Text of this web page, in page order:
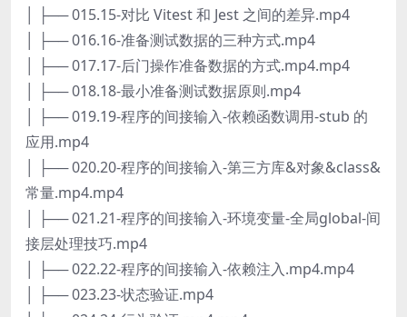
│ ├── 015.15-对比 Vitest 和 Jest 之间的差异.mp4
│ ├── 016.16-准备测试数据的三种方式.mp4
│ ├── 017.17-后门操作准备数据的方式.mp4.mp4
│ ├── 018.18-最小准备测试数据原则.mp4
│ ├── 019.19-程序的间接输入-依赖函数调用-stub 的
应用.mp4
│ ├── 020.20-程序的间接输入-第三方库&对象&class&
常量.mp4.mp4
│ ├── 021.21-程序的间接输入-环境变量-全局global-间
接层处理技巧.mp4
│ ├── 022.22-程序的间接输入-依赖注入.mp4.mp4
│ ├── 023.23-状态验证.mp4